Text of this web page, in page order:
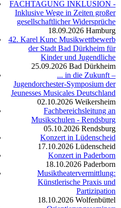
FACHTAGUNG INKLUSION -
Inklusive Wege in Zeiten großer
gesellschaftlicher Widersprüche
18.09.2026 Hamburg
42. Karel Kunc Musikwettbewerb
der Stadt Bad Dürkheim für
Kinder und Jugendliche
25.09.2026 Bad Dürkheim
... in die Zukunft –
Jugendorchester-Symposium der
Jeunesses Musicales Deutschland
02.10.2026 Weikersheim
Fachbereichsleitung an
Musikschulen - Rendsburg
05.10.2026 Rendsburg
Konzert in Lüdenscheid
17.10.2026 Lüdenscheid
Konzert in Paderborn
18.10.2026 Paderborn
Musiktheatervermittlung:
Künstlerische Praxis und
Partizipation
18.10.2026 Wolfenbüttel